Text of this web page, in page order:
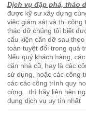
Dịch vụ đập phá, tháo
được kỹ sư xây dựng
việc giám sát và thi
tháo dỡ chúng tôi biết
cấu kiện cần dỡ sau
toàn tuyệt đối trong quá
Nếu quý khách hàng,
căn nhà cũ, hay là các
sử dụng, hoặc các công
các các công trình quy
cộng…thì hãy liên hện
dụng dịch vụ uy tín nhất